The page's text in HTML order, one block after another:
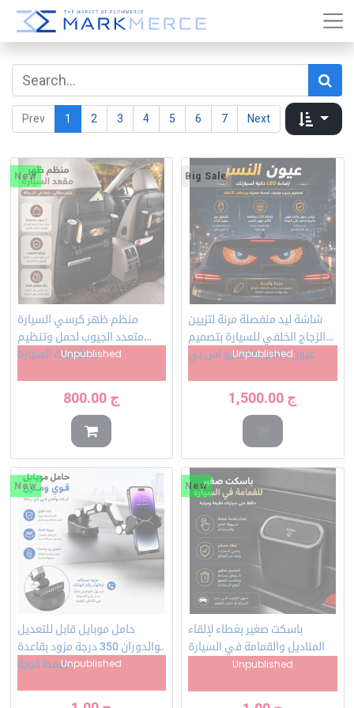
Prev 1 2 3 4 5 6 7 Next
منظم ظهر كرسي السيارة
متعدد الجيوب لحمل وتنظيم
مستلزمات السيارة
Unpublished
800.00 ج
New
شاشة ليد منفصلة مرنة لتزيين
الزجاج الخلفي للسيارة بتصميم
عيون النسر بمنفذ يو اس بي
Unpublished
1,500.00 ج
Big Sale
حامل موبايل قابل للتعديل
والدوران 350 درجة مزود بقاعدة
شفط قويةUnpublished
New
باسكت صغير بغطاء لإلقاء
المناديل والقمامة في السيارة
Unpublished
New